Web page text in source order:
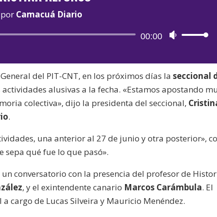
por Camacuá Diario
Reproductor
audio
00:00
Utiliza
teclas
de
flecha
arriba/
o
el
volumen.
del PIT-CNT, en los próximos días laseccional
alusivas a la fecha. «Estamos apostando
colectiva», dijo la presidenta del seccional,
.
una anterior al 27 de junio y otra posterior»,
sepa qué fue lo que pasó».
conversatorio con la presencia del profesor de
, y el exintendente canario Marcos Carámbula. El
cargo de Lucas Silveira y Mauricio Menéndez.